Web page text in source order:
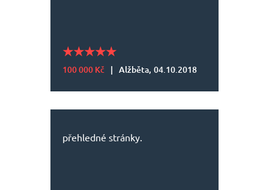
100 000 Kč | Alžběta, 04.10.2018
přehledné stránky.